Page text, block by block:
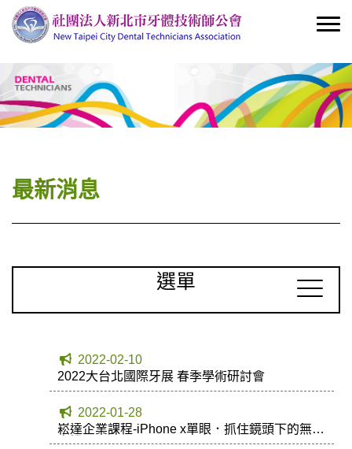
最新消息
選單
2022-02-10
2022大台北國際牙展 春季學術研討會
2022-01-28
崧達企業課程-iPhone x單眼．抓住鏡頭下的無限
商機